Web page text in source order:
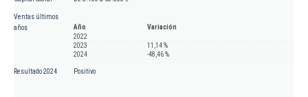
Ventas últimos
años
Año
Variación
2022
2023
11,14 %
2024
-48,46 %
Resultado 2024 Positivo